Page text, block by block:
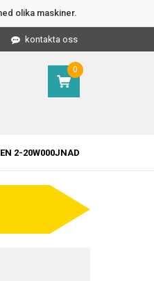
olika maskiner.
kontakta oss
0
2-20W000JNAD